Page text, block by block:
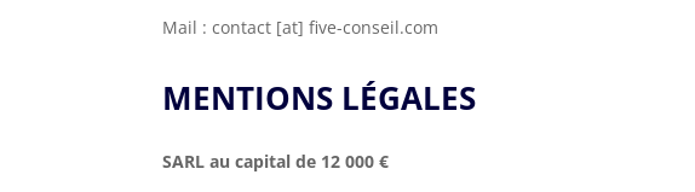
Mail : contact [at] five-conseil.com
MENTIONS LÉGALES
SARL au capital de 12 000 €